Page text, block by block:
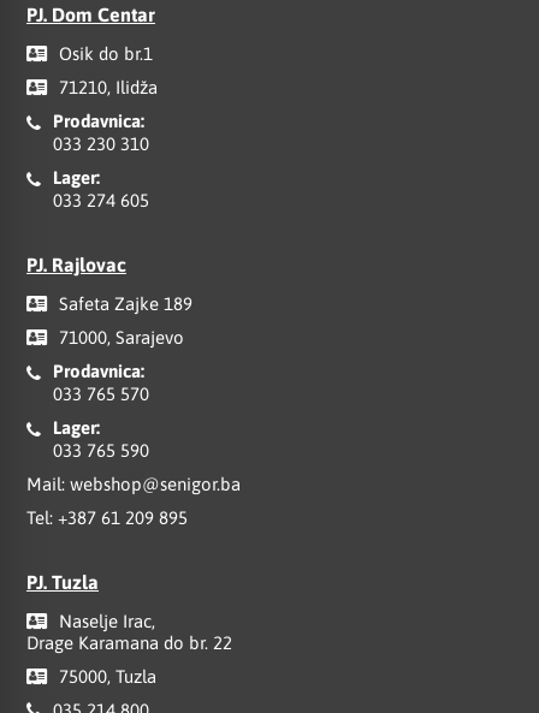
PJ. Dom Centar
Osik do br.1
71210, Ilidža
Prodavnica:
033 230 310
Lager:
033 274 605
PJ. Rajlovac
Safeta Zajke 189
71000, Sarajevo
Prodavnica:
033 765 570
Lager:
033 765 590
Mail: webshop@senigor.ba
Tel: +387 61 209 895
PJ. Tuzla
Naselje Irac,
Drage Karamana do br. 22
75000, Tuzla